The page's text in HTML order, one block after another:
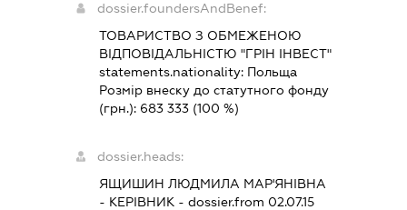
dossier.foundersAndBenef:
ТОВАРИСТВО З ОБМЕЖЕНОЮ
ВІДПОВІДАЛЬНІСТЮ "ГРІН ІНВЕСТ"
statements.nationality: Польща
Розмір внеску до статутного фонду
(грн.): 683 333 (100 %)
dossier.heads:
ЯЩИШИН ЛЮДМИЛА МАР'ЯНІВНА
- КЕРІВНИК - dossier.from 02.07.15